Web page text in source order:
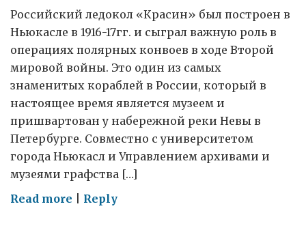
Российский ледокол «Красин» был построен в
Ньюкасле в 1916-17гг. и сыграл важную роль в
операциях полярных конвоев в ходе Второй
мировой войны. Это один из самых
знаменитых кораблей в России, который в
настоящее время является музеем и
пришвартован у набережной реки Невы в
Петербурге. Совместно с университетом
города Ньюкасл и Управлением архивами и
музеями графства […]
Read more onReply